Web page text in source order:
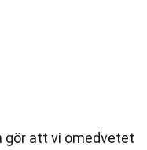
gör att vi omedvetet